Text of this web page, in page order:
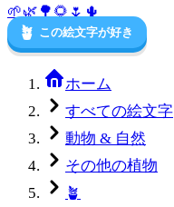
🌱🌿 🌳 🌻 🌷 🌵
🪴 この絵文字が好き
ホーム
すべての絵文字
動物 & 自然
その他の植物
🪴